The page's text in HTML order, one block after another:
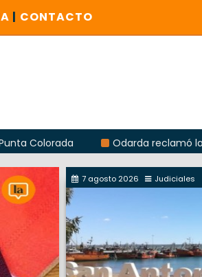
| CONTACTO
Odarda reclamó la
7 agosto 2026 Judiciales